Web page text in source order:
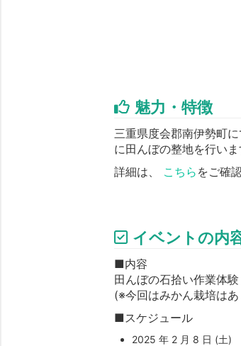
魅力・特徴
三重県度会郡南伊勢町
に田んぼの整地を行い
詳細は、
こちら をご確
イベントの内
■内容
田んぼの石拾い作業体
(※今回はみかん栽培は
■スケジュール
2025 年 2 月 8 日 (土)